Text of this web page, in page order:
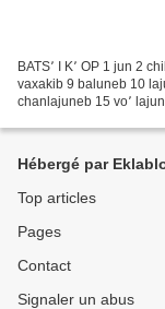
BATS՚ I K՚ OP 1 jun 2
vaxakib 9 baluneb 10
chanlajuneb 15 vo՚
Hébergé par
Top articles
Pages
Contact
Signaler un abus